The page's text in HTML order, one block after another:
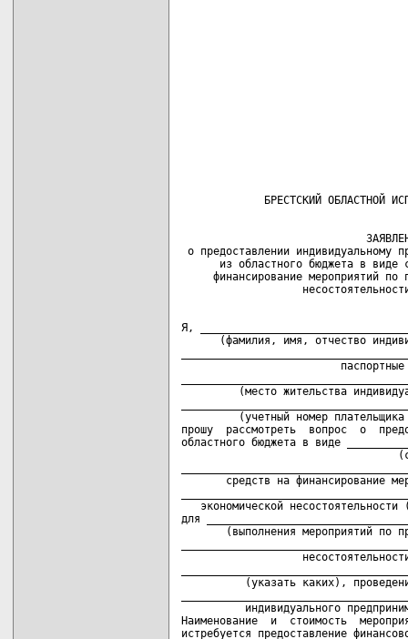
о предоставлении индивидуальному
из областного бюджета в виде
финансирование мероприятий по
Я,
(фамилия, имя, отчество
паспортные
(место жительства
(учетный номер
прошу  рассмотреть  вопрос  о
областного бюджета в виде
средств на финансирование
экономической несостоятельности
для
(выполнения мероприятий по
(указать каких),
индивидуального
Наименование  и  стоимость
истребуется предоставление